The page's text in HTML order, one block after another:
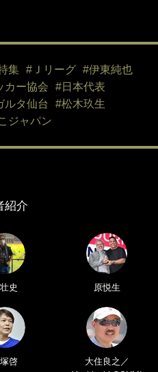
集 #Ｊリーグ
#伊東純也
カー協会
#日本代表
ルタ仙台
#松木玖生
ジャパン
紹介
史 原悦生
啓
大住良之／